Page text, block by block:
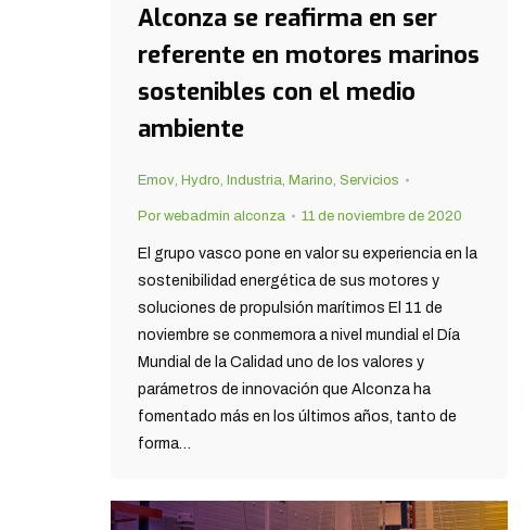
Alconza se reafirma en ser
referente en motores marinos
sostenibles con el medio
ambiente
Emov, Hydro, Industria, Marino, Servicios
Por webadmin alconza 11 de noviembre de 2020
El grupo vasco pone en valor su experiencia en la
sostenibilidad energética de sus motores y
soluciones de propulsión marítimos El 11 de
noviembre se conmemora a nivel mundial el Día
Mundial de la Calidad uno de los valores y
parámetros de innovación que Alconza ha
fomentado más en los últimos años, tanto de
forma…